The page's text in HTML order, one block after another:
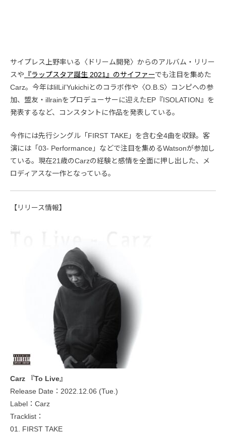
サイプレス上野率いる〈ドリーム開発〉からのアルバム・リリー
スや 『ラップスタア誕生 2021』のサイファーでも注目を集めた
Carz。今年はlilLil’Yukichiとのコラボ作や〈O.B.S〉コンピへの参
加、盟友・illrainをプロデューサーに迎えたEP『ISOLATION』を
発表するなど、コンスタントに作品を発表している。
今作には先行シングル「FIRST TAKE」を含む全4曲を収録。客
演には「03- Performance」などで注目を集めるWatsonが参加し
ている。現在21歳のCarzの経験と感情を全面に押し出した、メ
ロディアスな一作となっている。
【リリース情報】
Carz 『To Live』
Release Date：2022.12.06 (Tue.)
Label：Carz
Tracklist：
01. FIRST TAKE